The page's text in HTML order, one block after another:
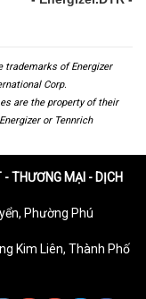
trademarks of Energizer
Corp.
are the property of their
or Tennrich
THƯƠNG MẠI - DỊCH
Phường Phú
Kim Liên, Thành Phố